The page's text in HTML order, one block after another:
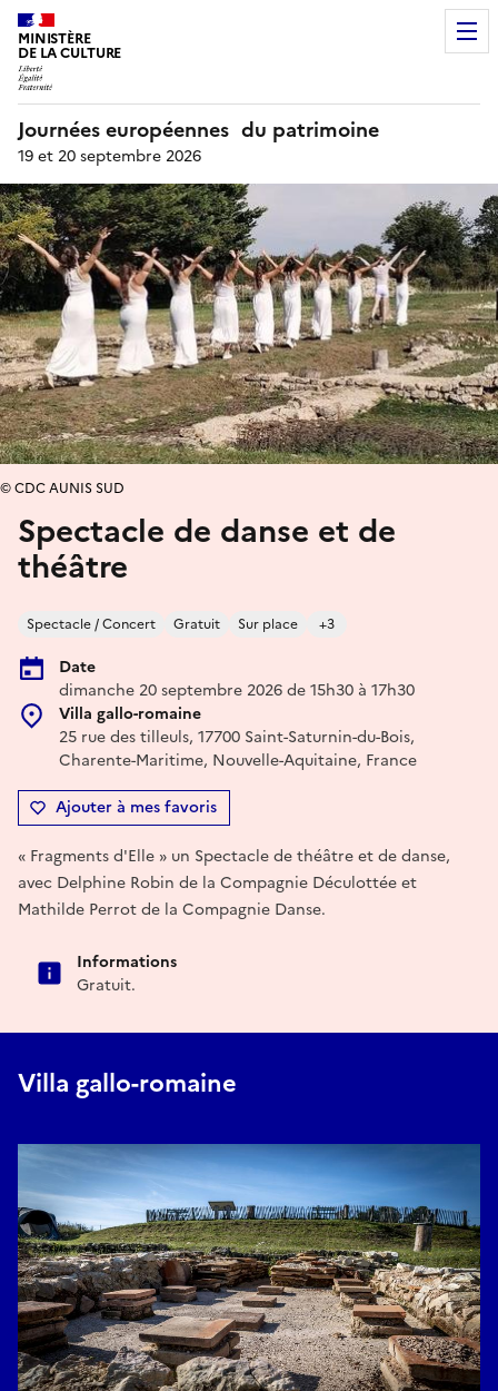
MINISTÈRE
DE LA CULTURE
Journées européennes du patrimoine
19 et 20 septembre 2026
Spectacle de danse et de
théâtre
Spectacle / Concert Gratuit Sur place +3
Date
dimanche 20 septembre 2026 de 15h30 à 17h30
Villa gallo-romaine
25 rue des tilleuls, 17700 Saint-Saturnin-du-Bois,
Charente-Maritime, Nouvelle-Aquitaine, France
Ajouter à mes favoris
© CDC AUNIS SUD
« Fragments d'Elle » un Spectacle de théâtre et de danse,
avec Delphine Robin de la Compagnie Déculottée et
Mathilde Perrot de la Compagnie Danse.
Informations
Gratuit.
Villa gallo-romaine